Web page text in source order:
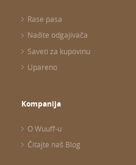
Rase pasa
Nađite odgajivača
Saveti za kupovinu
Upareno
Kompanija
O Wuuff-u
Čitajte naš Blog